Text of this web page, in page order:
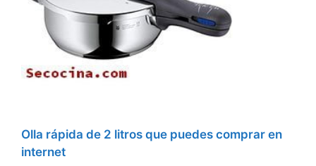
Olla rápida de 2 litros que puedes comprar en
internet